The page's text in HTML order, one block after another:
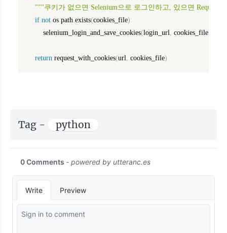
"""쿠키가 없으면 Selenium으로 로그인하고, 있으면 Requests
if not os .path .exists(cookies_file):
        selenium_login_and_save_cookies
(login_url cookies_file)
return request_with_cookies(url cookies_file)
Tag - python